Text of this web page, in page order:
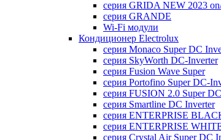
серия GRIDA NEW 2023
серия GRANDE
Wi-Fi модули
Кондиционер Electrolux
серия Monaco Super DC
серия SkyWorth DC-Inverter
серия Fusion Wave Super
серия Portofino Super DC-
серия FUSION 2.0 Super
серия Smartline DC Inverter
серия ENTERPRISE
серия ENTERPRISE
серия Crystal Air Super DC